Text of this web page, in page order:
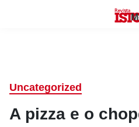
Uncategorized
A pizza e o